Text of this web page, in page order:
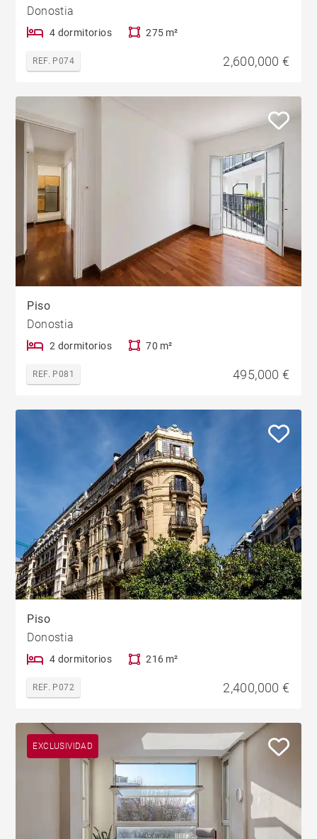
Donostia
4 dormitorios 275 m²
REF. P074 2,600,000 €
Piso
Donostia
2 dormitorios 70 m²
REF. P081 495,000 €
Piso
Donostia
4 dormitorios 216 m²
REF. P072 2,400,000 €
EXCLUSIVIDAD